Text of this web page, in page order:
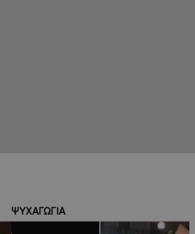
ΨΥΧΑΓΩΓΙΑ